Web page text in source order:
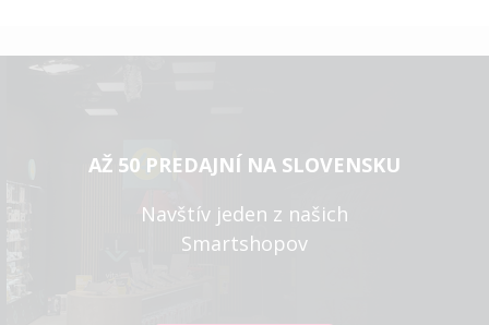
AŽ 50 PREDAJNÍ NA SLOVENSKU
Navštív jeden z našich
Smartshopov